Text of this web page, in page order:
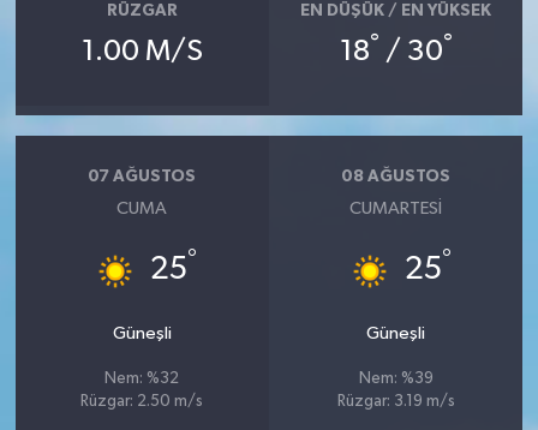
RÜZGAR
1.00 M/S
EN DÜŞÜK / EN YÜKSEK
18° / 30°
07 AĞUSTOS
CUMA
25°
Güneşli
Nem: %32
Rüzgar: 2.50 m/s
08 AĞUSTOS
CUMARTESI
25°
Güneşli
Nem: %39
Rüzgar: 3.19 m/s